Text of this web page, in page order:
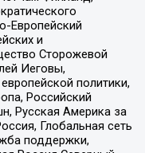
Европейский
и
Сторожевой
Иеговы,
политики,
Российский
Русская Америка за
Глобальная сеть
поддержки,